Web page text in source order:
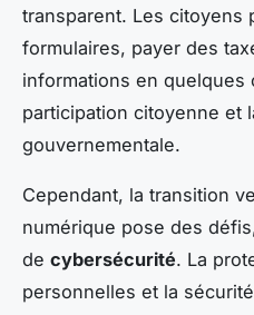
transparent. Les citoyens
formulaires, payer des
informations en
participation citoyenne et
gouvernementale.
Cependant, la transition
numérique pose des
de cybersécurité. La
personnelles et la